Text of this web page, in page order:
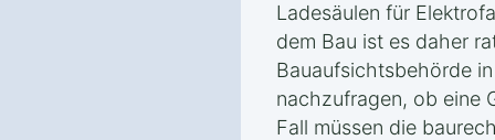
Ladesäulen für
dem Bau ist es daher
Bauaufsichtsbehörde
nachzufragen, ob eine
Fall müssen die